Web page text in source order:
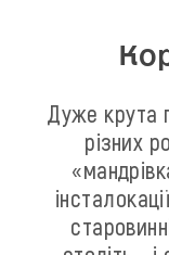
Дуже крута
різних